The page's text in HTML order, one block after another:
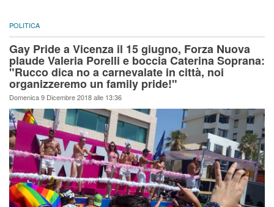
POLITICA
Gay Pride a Vicenza il 15 giugno, Forza Nuova
plaude Valeria Porelli e boccia Caterina Soprana:
"Rucco dica no a carnevalate in città, noi
organizzeremo un family pride!"
Domenica 9 Dicembre 2018 alle 13:36